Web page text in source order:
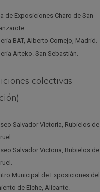
de Exposiciones Charo de San
BAT, Alberto Cornejo, Madrid.
Arteko. San Sebastián.
colectivas
Salvador Victoria, Rubielos de
Salvador Victoria, Rubielos de
Municipal de Exposiciones del
de Elche, Alicante.